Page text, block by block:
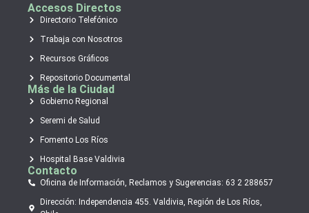
Accesos Directos
Directorio Telefónico
Trabaja con Nosotros
Recursos Gráficos
Repositorio Documental
Más de la Ciudad
Gobierno Regional
Seremi de Salud
Fomento Los Ríos
Hospital Base Valdivia
Contacto
Oficina de Información, Reclamos y Sugerencias: 63 2 288657
Dirección: Independencia 455. Valdivia, Región de Los Ríos,